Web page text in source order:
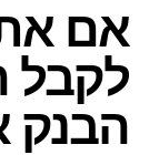
אם
לקבל
הבנק